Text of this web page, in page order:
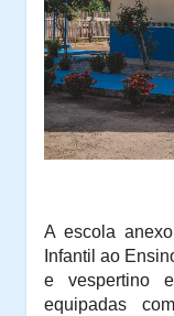
A escola
Infantil ao
e vespertino
equipadas